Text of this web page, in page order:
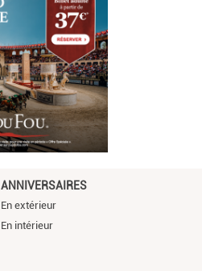
ANNIVERSAIRES
En extérieur
En intérieur